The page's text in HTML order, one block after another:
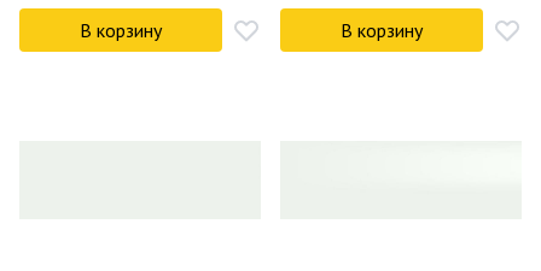
В корзину В корзину